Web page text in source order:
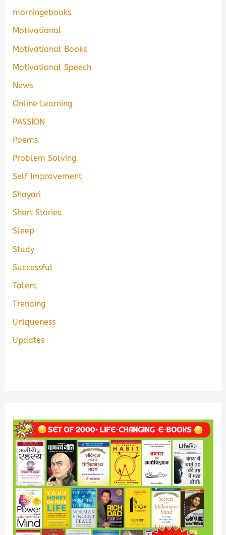
morningebooks
Motivational
Motivational Books
Motivational Speech
News
Online Learning
PASSION
Poems
Problem Solving
Self Improvement
Shayari
Short Stories
Sleep
Study
Successful
Talent
Trending
Uniqueness
Updates